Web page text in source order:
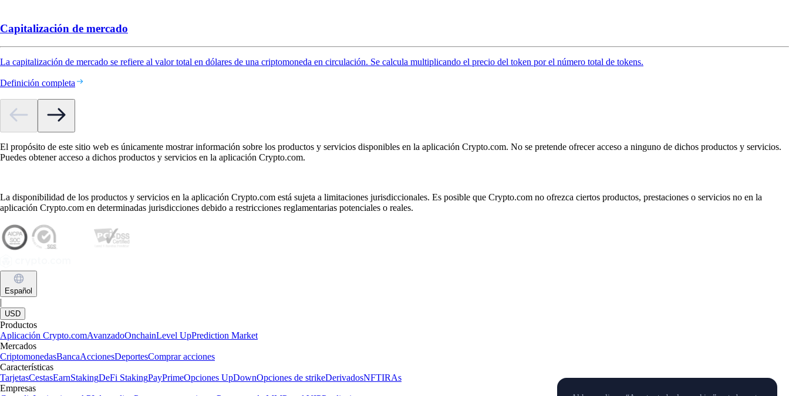
Capitalización de mercado
La capitalización de mercado se refiere al valor total en dólares de una criptomoneda en circulación. Se calcula multiplicando el precio del token por el número total de tokens.
Definición completa
El propósito de este sitio web es únicamente mostrar información sobre los productos y servicios disponibles en la aplicación Crypto.com. No se pretende ofrecer acceso a ninguno de dichos productos y servicios.
Puedes obtener acceso a dichos productos y servicios en la aplicación Crypto.com.
La disponibilidad de los productos y servicios en la aplicación Crypto.com está sujeta a limitaciones jurisdiccionales. Es posible que Crypto.com no ofrezca ciertos productos, prestaciones o servicios no en la
aplicación Crypto.com en determinadas jurisdicciones debido a restricciones reglamentarias potenciales o reales.
Español
|
USD
Productos
Aplicación Crypto.comAvanzadoOnchainLevel UpPrediction Market
Mercados
CriptomonedasBancaAccionesDeportesComprar acciones
Características
TarjetasCestasEarnStakingDeFi StakingPayPrimeOpciones UpDownOpciones de strikeDerivadosNFTIRAs
Empresas